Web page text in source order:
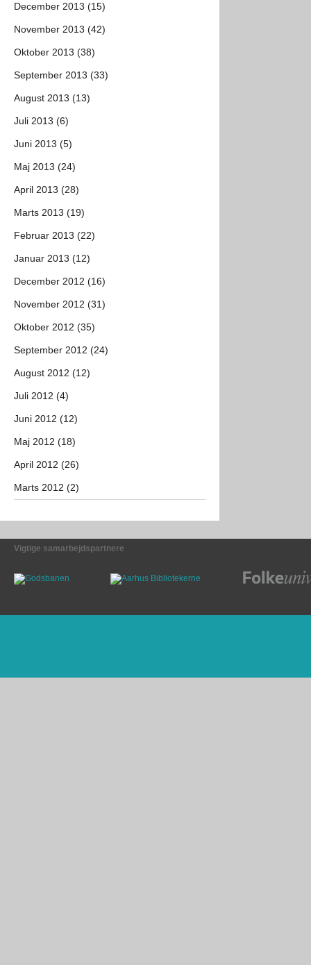
December 2013 (15)
November 2013 (42)
Oktober 2013 (38)
September 2013 (33)
August 2013 (13)
Juli 2013 (6)
Juni 2013 (5)
Maj 2013 (24)
April 2013 (28)
Marts 2013 (19)
Februar 2013 (22)
Januar 2013 (12)
December 2012 (16)
November 2012 (31)
Oktober 2012 (35)
September 2012 (24)
August 2012 (12)
Juli 2012 (4)
Juni 2012 (12)
Maj 2012 (18)
April 2012 (26)
Marts 2012 (2)
Vigtige samarbejdspartnere